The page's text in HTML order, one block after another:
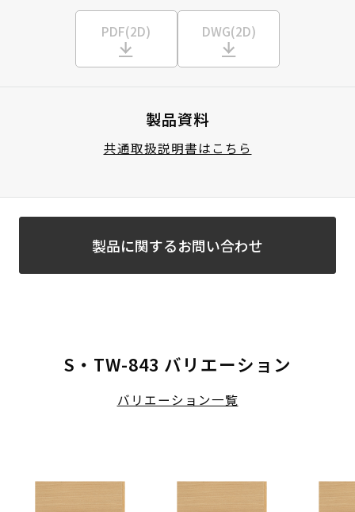
PDF(2D) DWG(2D)
製品資料
共通取扱説明書はこちら
製品に関するお問い合わせ
S・TW-843 バリエーション
バリエーション一覧